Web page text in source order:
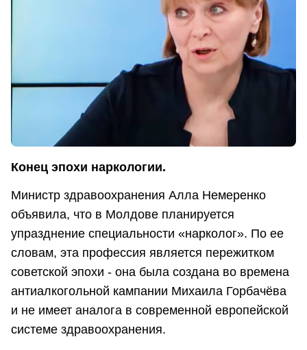
Конец эпохи наркологии.
Министр здравоохранения Алла Немеренко
объявила, что в Молдове планируется
упразднение специальности «нарколог». По ее
словам, эта профессия является пережитком
советской эпохи - она была создана во времена
антиалкогольной кампании Михаила Горбачёва
и не имеет аналога в современной европейской
системе здравоохранения.